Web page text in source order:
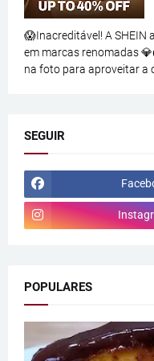
😱Inacreditável! A SHEIN
em marcas renomadas
na foto para aproveitar a
SEGUIR
POPULARES